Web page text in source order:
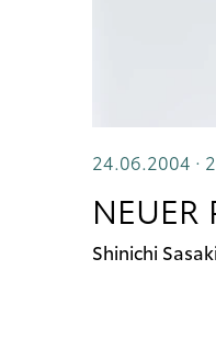
24.06.2004 ·
Shinichi